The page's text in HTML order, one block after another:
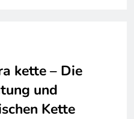
kette – Die
und
Kette